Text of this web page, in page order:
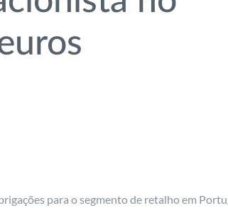
para o segmento de retalho em